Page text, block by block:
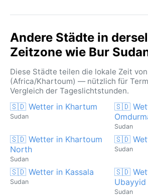
Andere Städte in
Zeitzone wie Bur
Diese Städte teilen die lokale Zeit
(Africa/Khartoum) — nützlich für
Vergleich der Tageslichtstunden.
🇸🇩 Wetter in Khartum
Sudan
🇸🇩
Sudan
🇸🇩 Wetter in Khartoum
North
Sudan
🇸🇩
Sudan
🇸🇩 Wetter in Kassala
Sudan
🇸🇩
Ubayyid
Sudan